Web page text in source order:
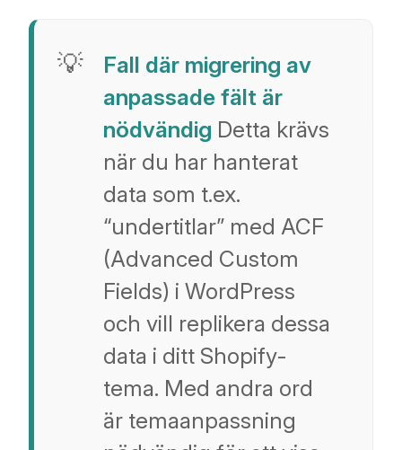
Fall där migrering av
anpassade fält är
nödvändig Detta krävs
när du har hanterat
data som t.ex.
“undertitlar” med ACF
(Advanced Custom
Fields) i WordPress
och vill replikera dessa
data i ditt Shopify-
tema. Med andra ord
är temaanpassning